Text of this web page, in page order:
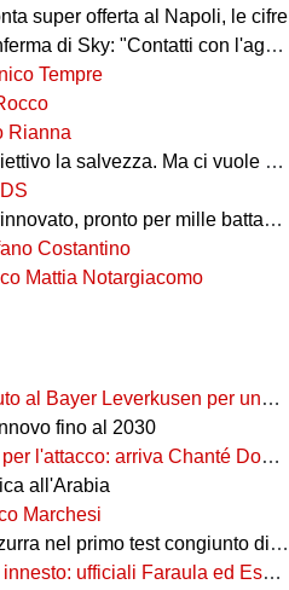
super offerta al Napoli, le cifre
Sky: "Contatti con l'agente, i dettagli"
Tempre
Rianna
salvezza. Ma ci vuole ambizione"
pronto per mille battaglie"
Costantino
Mattia Notargiacomo
Leverkusen per una cifra record
fino al 2030
l'attacco: arriva Chanté Dompig
all'Arabia
Marchesi
test congiunto di Castel di Sangro
ufficiali Faraula ed Esposito